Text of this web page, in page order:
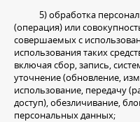
5) обработка
(операция) или
совершаемых с
использования таких
включая сбор, запись,
уточнение (обновление,
использование, передачу
доступ), обезличивание,
персональных данных;